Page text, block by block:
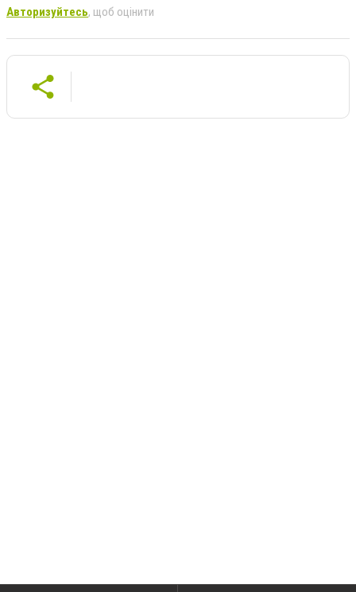
Авторизуйтесь, щоб оцінити